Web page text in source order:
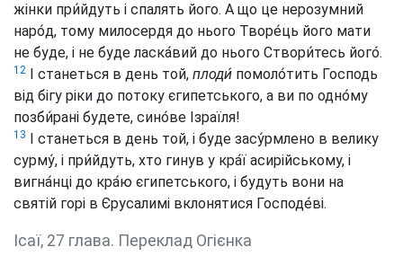
жінки при́йдуть і спалять його. А що це нерозумний
наро́д, тому милосердя до нього Творе́ць його мати
не буде, і не буде ласка́вий до нього Створи́тесь його́.
12 І станеться в день той, плоди́ помоло́тить Господь
від бігу ріки до потоку єгипетського, а ви по одно́му
позби́рані будете, сино́ве Ізраїля!
13
I станеться в день той, і буде засу́рмлено в велику
сурму́, і при́йдуть, хто гинув у кра́ї асирійському, і
вигна́нці до кра́ю єгипетського, і будуть вони на
святій горі в Єрусалимі вклонятися Господе́ві.
Ісаї, 27 глава. Переклад Огієнка